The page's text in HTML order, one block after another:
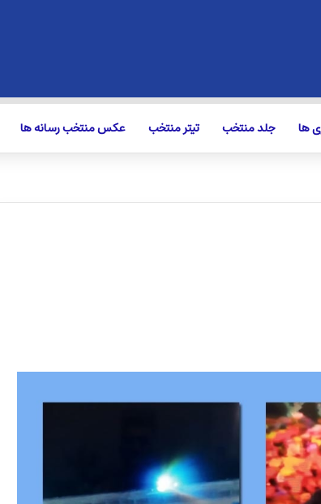
ها جلد منتخب تیتر منتخب عکس منتخب رسانه ها